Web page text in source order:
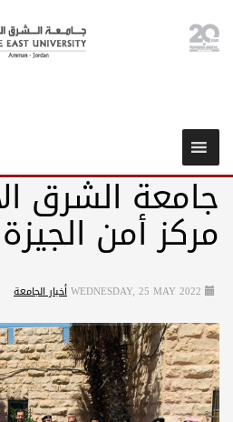
جامعة الشرق
مركز أمن الجيزة
WEDNESDAY, 25 MAY 2022أخبار الجامعة